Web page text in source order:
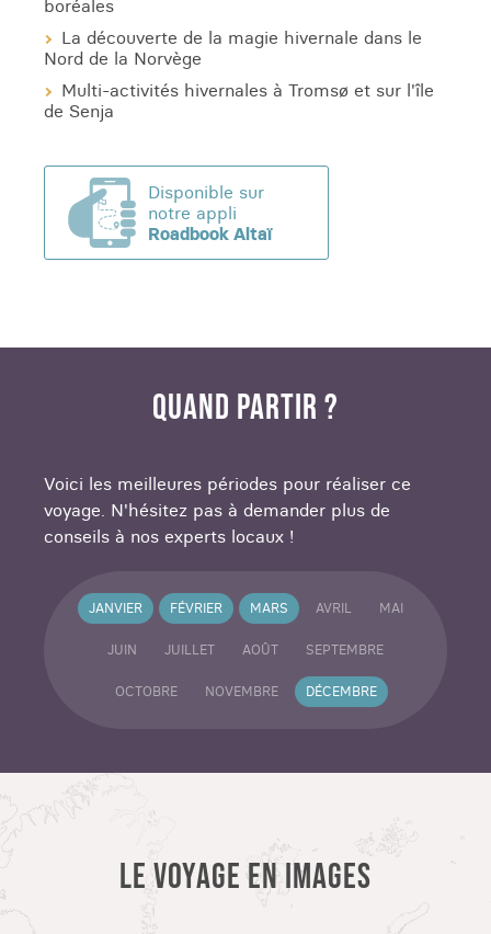
boréales
La découverte de la magie hivernale dans le
Nord de la Norvège
Multi-activités hivernales à Tromsø et sur l'île
de Senja
Disponible sur
notre appli
Roadbook Altaï
QUAND PARTIR ?
Voici les meilleures périodes pour réaliser ce
voyage. N'hésitez pas à demander plus de
conseils à nos experts locaux !
JANVIER FÉVRIER MARS AVRIL MAI
JUIN JUILLET AOÛT SEPTEMBRE
OCTOBRE NOVEMBRE DÉCEMBRE
LE VOYAGE EN IMAGES